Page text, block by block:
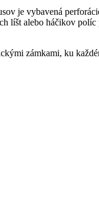
je vybavená
líšt alebo háčikov
zámkami, ku